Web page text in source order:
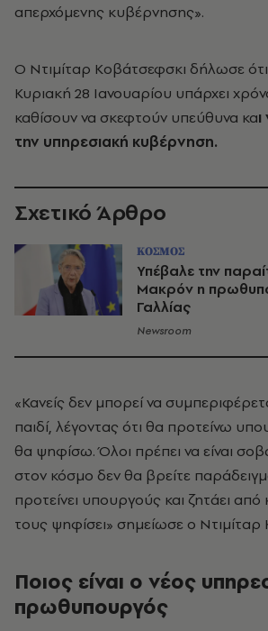
απερχόμενης κυβέρνησης».
Ο Ντιμίταρ Κοβάτσεφσκι δήλωσε ότι
Κυριακή 28 Ιανουαρίου υπάρχει
καθίσουν να σκεφτούν υπεύθυνα κα
την υπηρεσιακή κυβέρνηση.
Σχετικό Άρθρο
ΚΟΣΜΟΣ
Υπέβαλε την
Μακρόν η
Γαλλίας
Newsroom
«Κανείς δεν μπορεί να
παιδί, λέγοντας ότι θα προτείνω
θα ψηφίσω. Όλοι πρέπει να είναι
στον κόσμο δεν θα βρείτε
προτείνει υπουργούς και ζητάει
τους ψηφίσει» σημείωσε ο Ντιμίταρ
Ποιος είναι ο νέος
πρωθυπουργός